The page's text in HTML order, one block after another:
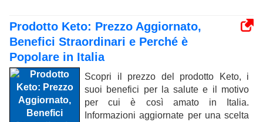
Prodotto Keto: Prezzo Aggiornato,
Benefici Straordinari e Perché è
Popolare in Italia
Scopri il prezzo del prodotto Keto, i
suoi benefici per la salute e il motivo
per cui è così amato in Italia.
Informazioni aggiornate per una scelta